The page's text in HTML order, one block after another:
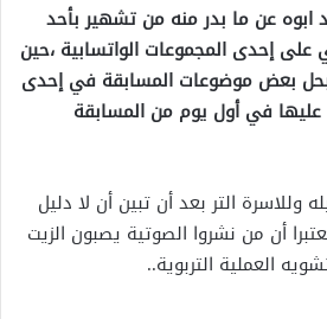
ابوه عن ما بدر منه من تشهير بأحد
إحدى المجموعات الواتسابية ،حين
بحل بعض موضوعات المسابقة في إحدى
في أول يوم من المسابقة
وللاسرة التر بعد أن تبين أن لا دليل
أن من نشروا الصوتية يصبون الزيت
العملية التربوية..